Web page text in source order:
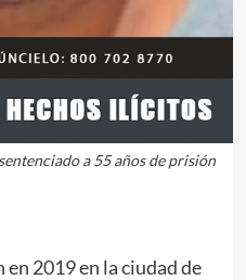
a 55 años de prisión
2019 en la ciudad de